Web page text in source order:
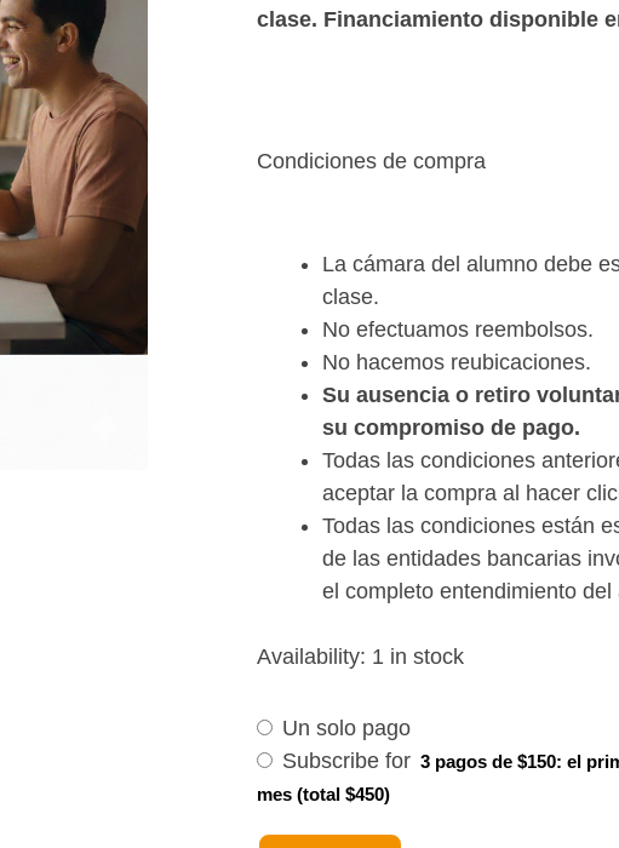
clase. Financiamiento disponible
Condiciones de compra
La cámara del alumno debe
clase.
No efectuamos reembolsos.
No hacemos reubicaciones.
Su ausencia o retiro
su compromiso de pago.
Todas las condiciones
aceptar la compra al hacer
Todas las condiciones están
de las entidades bancarias
el completo entendimiento del
Availability: 1 in stock
Choose
typeUn solo pago
Subscribe for 3 pagos de $150: el
mes (total $450)
Let's
Beginners
01Apr24-
23May24.